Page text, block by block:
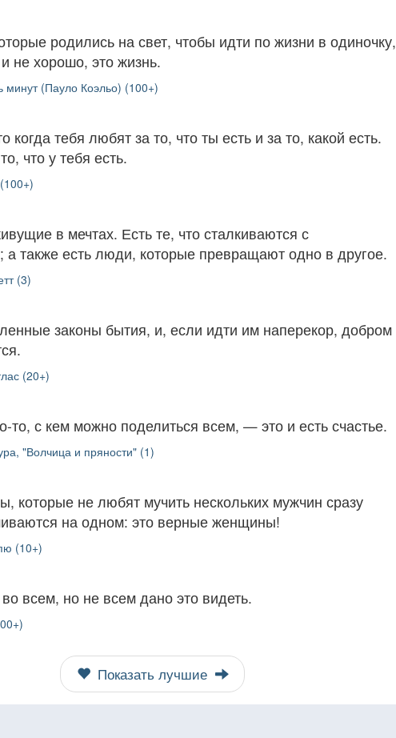
родились на свет, чтобы идти по жизни в одиночку,
не хорошо, это жизнь.
минут (Пауло Коэльо) (100+)
когда тебя любят за то, что ты есть и за то, какой есть.
что у тебя есть.
в мечтах. Есть те, что сталкиваются с
а также есть люди, которые превращают одно в другое.
(3)
законы бытия, и, если идти им наперекор, добром
(20+)
то, с кем можно поделиться всем, — это и есть счастье.
"Волчица и пряности" (1)
которые не любят мучить нескольких мужчин сразу
на одном: это верные женщины!
(10+)
во всем, но не всем дано это видеть.
Показать лучшие